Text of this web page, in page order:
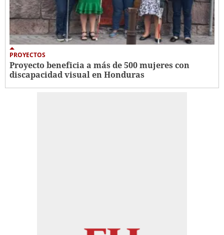
PROYECTOS
Proyecto beneficia a más de 500 mujeres con
discapacidad visual en Honduras